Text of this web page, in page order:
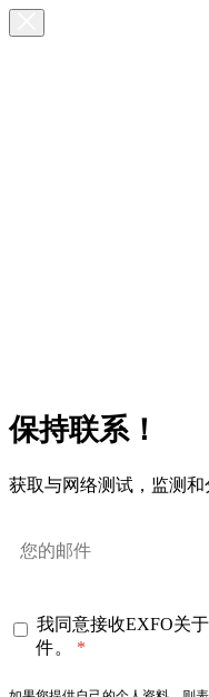
保持联系！
获取与网络测试，监测和
我同意接收EXFO关
件。